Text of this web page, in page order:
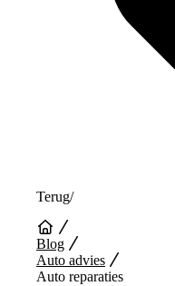
Terug/
Blog
Auto advies
Auto reparaties